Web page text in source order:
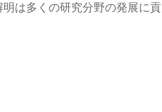
は多くの研究分野の発展に貢